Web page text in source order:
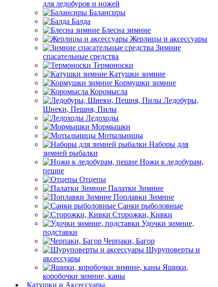
для ледобуров и ножей
Балансиры
Балда
Блесна зимние
Жерлицы и аксессуары
Зимние
спасательные средства
Термоноски
Катушки зимние
Кормушки зимние
Коромысла
Ледобуры,
Шнеки, Пешня, Пилы
Ледоходы
Мормышки
Мотыльницы
Наборы для
зимней рыбалки
Ножи к ледобурам,
пешне
Отцепы
Палатки Зимние
Поплавки Зимние
Санки рыболовные
Сторожки, Кивки
Удочки зимние,
подставки
Черпаки, Багор
Шуруповерты и
аксессуары
Ящики,
коробочки зимние, каны
Катушки и Аксессуары